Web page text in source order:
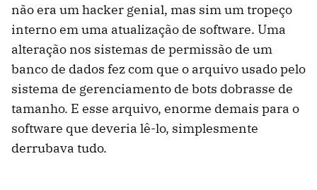
não era um hacker genial, mas sim um tropeço
interno em uma atualização de software. Uma
alteração nos sistemas de permissão de um
banco de dados fez com que o arquivo usado pelo
sistema de gerenciamento de bots dobrasse de
tamanho. E esse arquivo, enorme demais para o
software que deveria lê-lo, simplesmente
derrubava tudo.